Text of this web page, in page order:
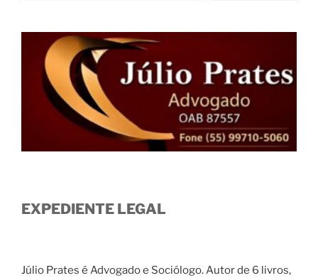
EXPEDIENTE LEGAL
Júlio Prates é Advogado e Sociólogo. Autor de 6 livros,